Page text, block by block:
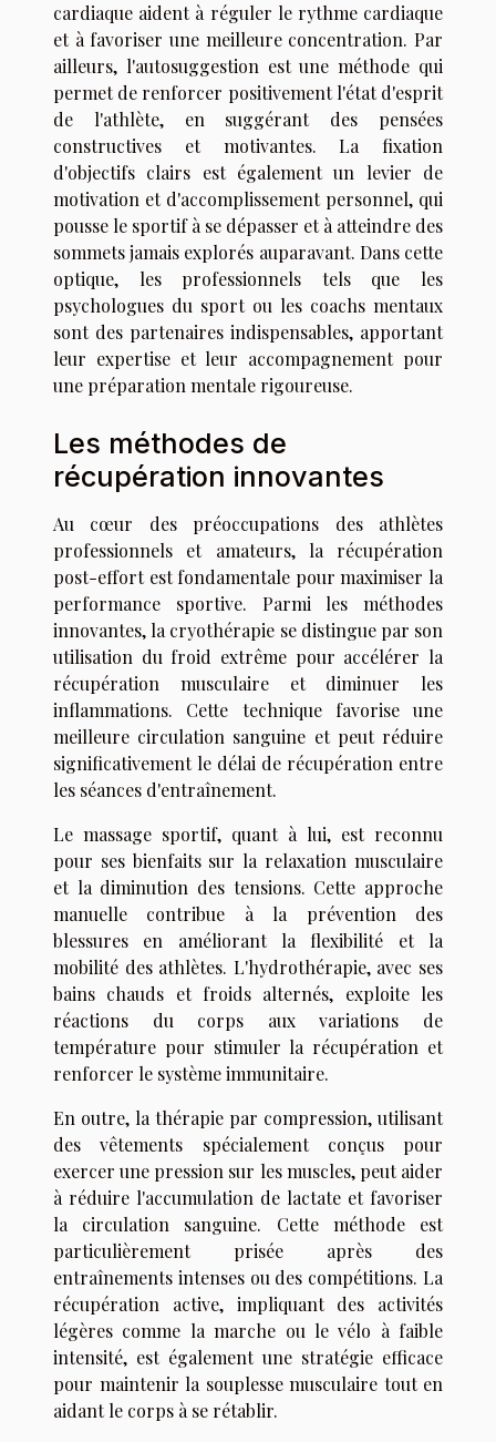
cardiaque aident à réguler le rythme cardiaque
et à favoriser une meilleure concentration. Par
ailleurs, l'autosuggestion est une méthode qui
permet de renforcer positivement l'état d'esprit
de l'athlète, en suggérant des pensées
constructives et motivantes. La fixation
d'objectifs clairs est également un levier de
motivation et d'accomplissement personnel, qui
pousse le sportif à se dépasser et à atteindre des
sommets jamais explorés auparavant. Dans cette
optique, les professionnels tels que les
psychologues du sport ou les coachs mentaux
sont des partenaires indispensables, apportant
leur expertise et leur accompagnement pour
une préparation mentale rigoureuse.
Les méthodes de
récupération innovantes
Au cœur des préoccupations des athlètes
professionnels et amateurs, la récupération
post-effort est fondamentale pour maximiser la
performance sportive. Parmi les méthodes
innovantes, la cryothérapie se distingue par son
utilisation du froid extrême pour accélérer la
récupération musculaire et diminuer les
inflammations. Cette technique favorise une
meilleure circulation sanguine et peut réduire
significativement le délai de récupération entre
les séances d'entraînement.
Le massage sportif, quant à lui, est reconnu
pour ses bienfaits sur la relaxation musculaire
et la diminution des tensions. Cette approche
manuelle contribue à la prévention des
blessures en améliorant la flexibilité et la
mobilité des athlètes. L'hydrothérapie, avec ses
bains chauds et froids alternés, exploite les
réactions du corps aux variations de
température pour stimuler la récupération et
renforcer le système immunitaire.
En outre, la thérapie par compression, utilisant
des vêtements spécialement conçus pour
exercer une pression sur les muscles, peut aider
à réduire l'accumulation de lactate et favoriser
la circulation sanguine. Cette méthode est
particulièrement prisée après des
entraînements intenses ou des compétitions. La
récupération active, impliquant des activités
légères comme la marche ou le vélo à faible
intensité, est également une stratégie efficace
pour maintenir la souplesse musculaire tout en
aidant le corps à se rétablir.